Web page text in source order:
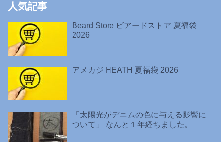
人気記事
Beard Store ビアードストア 夏福袋
2026
アメカジ HEATH 夏福袋 2026
「太陽光がデニムの色に与える影響に
ついて」 なんと１年経ちました。